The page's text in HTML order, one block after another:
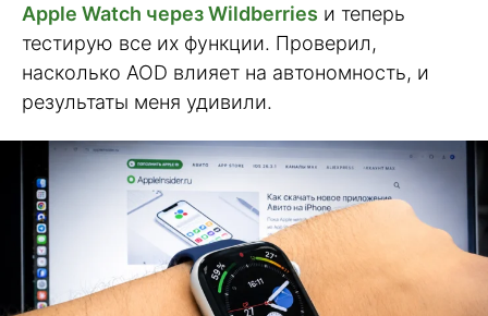
Apple Watch через Wildberries и теперь
тестирую все их функции. Проверил,
насколько AOD влияет на автономность, и
результаты меня удивили.